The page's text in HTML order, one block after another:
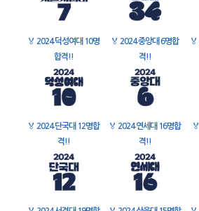
🏅 2024 덕성여대 10명
합격!!
🏅 2024 중앙대 6명합
격!!
🏅
🏅 2024 단국대 12명합
격!!
🏅 2024 연세대 16명합
격!!
🏅